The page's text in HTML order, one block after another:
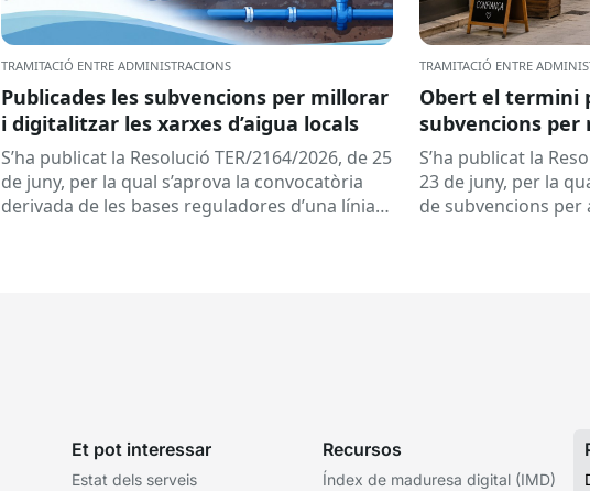
TRAMITACIÓ ENTRE ADMINISTRACIONS
Publicades les subvencions per millorar
i digitalitzar les xarxes d’aigua locals
S’ha publicat la Resolució TER/2164/2026, de 25
de juny, per la qual s’aprova la convocatòria
derivada de les bases reguladores d’una línia
TRAMITACIÓ ENTRE
Obert el termini
subvencions
dels centres
de Catalunya
S’ha publicat la
23 de juny, per la
de subvencions per
Et pot interessar
Estat dels serveis
Recursos
Índex de maduresa digital (IMD)